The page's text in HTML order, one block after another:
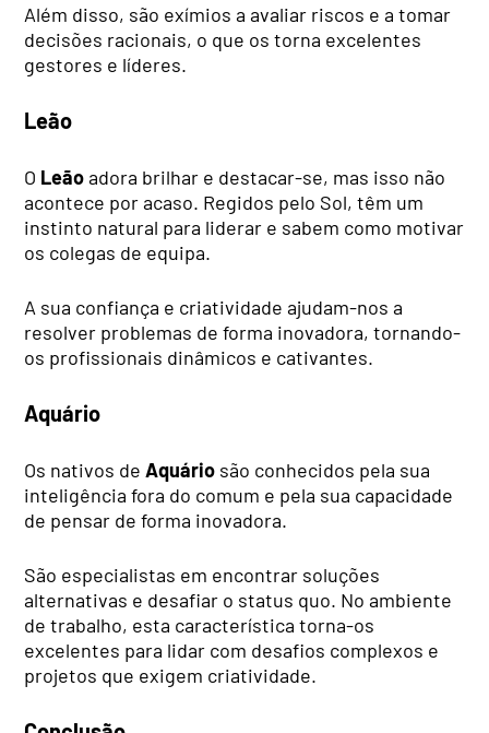
Além disso, são exímios a avaliar riscos e a tomar
decisões racionais, o que os torna excelentes
gestores e líderes.
Leão
O Leãoadora brilhar e destacar-se, mas isso não
acontece por acaso. Regidos pelo Sol, têm um
instinto natural para liderar e sabem como motivar
os colegas de equipa.
A sua confiança e criatividade ajudam-nos a
resolver problemas de forma inovadora, tornando-
os profissionais dinâmicos e cativantes.
Aquário
Os nativos deAquário são conhecidos pela sua
inteligência fora do comum e pela sua capacidade
de pensar de forma inovadora.
São especialistas em encontrar soluções
alternativas e desafiar o status quo. No ambiente
de trabalho, esta característica torna-os
excelentes para lidar com desafios complexos e
projetos que exigem criatividade.